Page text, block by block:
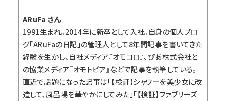
ARuFa さん
1991生まれ。2014年に新卒として入社。自身の個人ブロ
グ「ARuFaの日記」の管理人として8年間記事を書いてきた
経験を生かし、自社メディア『オモコロ 』、ぴあ株式会社と
の協業メディア『オモトピア』などで記事を執筆している。
直近で話題になった記事は「【検証】シャワーを美少女に改
造して、風呂場を華やかにしてみた」「【検証】ファブリーズ